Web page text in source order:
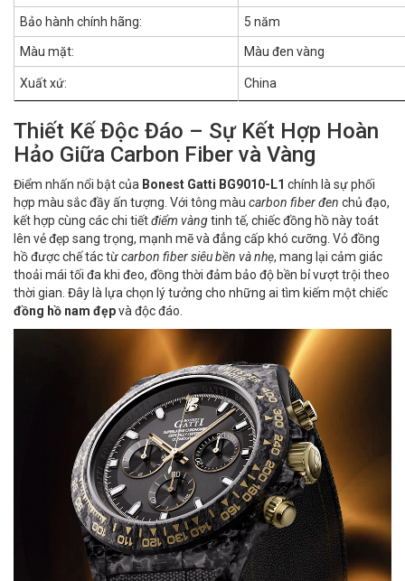
Bảo hành chính hãng: 5 năm
Màu mặt: Màu đen vàng
Xuất xứ: China
Thiết Kế Độc Đáo – Sự Kết Hợp Hoàn
Hảo Giữa Carbon Fiber và Vàng
Điểm nhấn nổi bật của Bonest Gatti BG9010-L1 chính là sự phối
hợp màu sắc đầy ấn tượng. Với tông màu carbon fiber đen chủ đạo,
kết hợp cùng các chi tiếtđiểm vàngtinh tế, chiếc đồng hồ này toát
lên vẻ đẹp sang trọng, mạnh mẽ và đẳng cấp khó cưỡng. Vỏ đồng
hồ được chế tác từcarbon fiber siêu bền và nhẹ, mang lại cảm giác
thoải mái tối đa khi đeo, đồng thời đảm bảo độ bền bỉ vượt trội theo
thời gian. Đây là lựa chọn lý tưởng cho những ai tìm kiếm một chiếc
đồng hồ nam đẹpvà độc đáo.